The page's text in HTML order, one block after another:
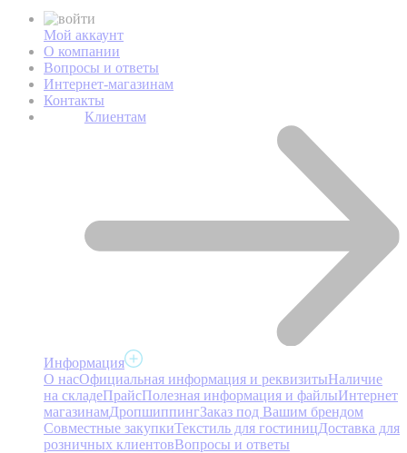
Мой аккаунт
О компании
Вопросы и ответы
Интернет-магазинам
Контакты
Клиентам
Информация
О насОфициальная информация и реквизитыНаличие
на складеПрайсПолезная информация и файлыИнтернет
магазинамДропшиппингЗаказ под Вашим брендом
Совместные закупкиТекстиль для гостиницДоставка для
розничных клиентовВопросы и ответы